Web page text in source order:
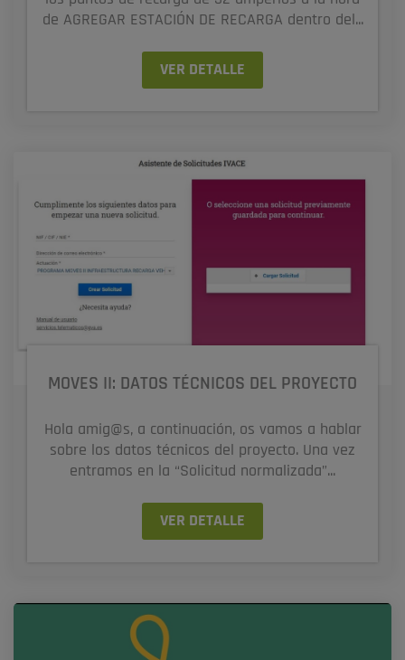
de AGREGAR ESTACIÓN DE RECARGA dentro del...
VER DETALLE
MOVES II: DATOS TÉCNICOS DEL PROYECTO
Hola amig@s, a continuación, os vamos a hablar
sobre los datos técnicos del proyecto. Una vez
entramos en la “Solicitud normalizada”...
VER DETALLE